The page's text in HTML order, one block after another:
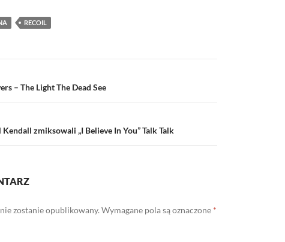
OS (Blackberry Storm)
społeczności na
RECOIL
– The Light The Dead See
zmiksowali „I Believe In You” Talk Talk
zostanie opublikowany. Wymagane pola są oznaczone *